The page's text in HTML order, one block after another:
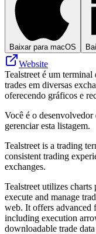
Baixar para macOS
Website
Tealstreet é um
trades em diversas
oferecendo gráficos e
Você é o desenvolvedor
gerenciar esta listagem.
Tealstreet is a trading
consistent trading
exchanges.
Tealstreet utilizes
execute and manage
web. It offers advanced
including execution
downloadable trade